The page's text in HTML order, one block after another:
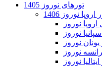
تورهای نوروز 1405
اروپا نوروز 1406
نوروز
نوروز
یونان نوروز
نوروز
نوروز